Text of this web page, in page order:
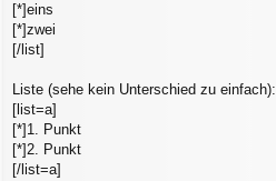
[*]eins
[*]zwei
[/list]
Liste (sehe kein Unterschied zu einfach):
[list=a]
[*]1. Punkt
[*]2. Punkt
[/list=a]